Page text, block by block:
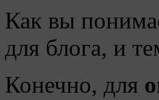
Как вы
для блога, и
Конечно, для